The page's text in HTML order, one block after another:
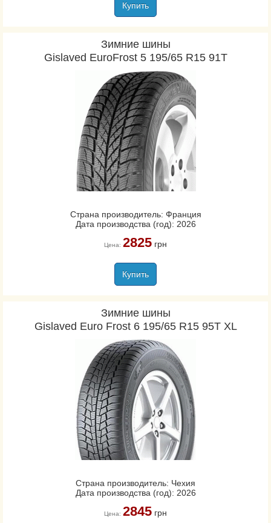
Купить
Зимние шины
Gislaved EuroFrost 5 195/65 R15 91T
Страна производитель: Франция
Дата производства (год): 2026
Цена: 2825грн
Купить
Зимние шины
Gislaved Euro Frost 6 195/65 R15 95T XL
Страна производитель: Чехия
Дата производства (год): 2026
Цена: 2845грн